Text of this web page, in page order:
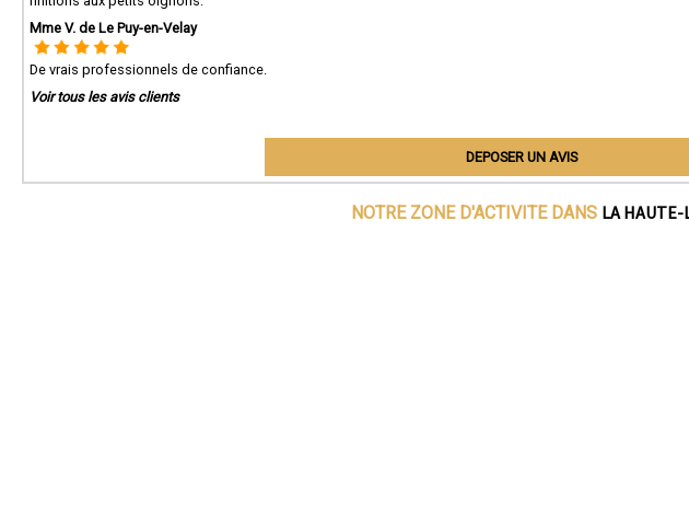
Mme V. de Le Puy-en-Velay
De vrais professionnels de confiance.
Voir tous les avis clients
DEPOSER UN AVIS
NOTRE ZONE D'ACTIVITE DANS LA HAUTE-